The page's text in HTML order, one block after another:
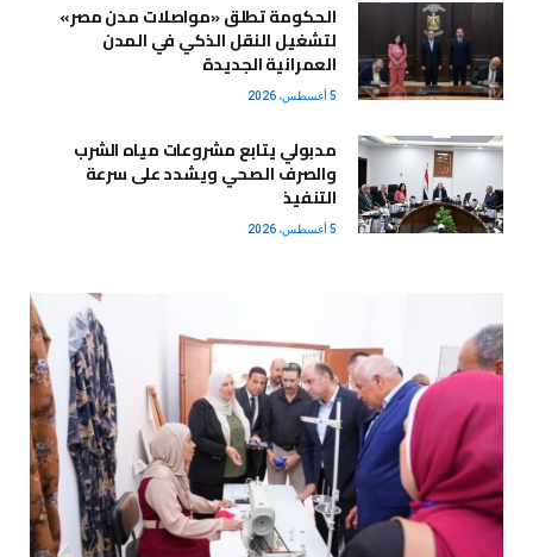
الحكومة تطلق «مواصلات مدن مصر»
لتشغيل النقل الذكي في المدن
العمرانية الجديدة
5 أغسطس، 2026
مدبولي يتابع مشروعات مياه الشرب
والصرف الصحي ويشدد على سرعة
التنفيذ
5 أغسطس، 2026